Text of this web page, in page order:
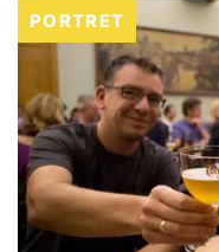
PORTRET